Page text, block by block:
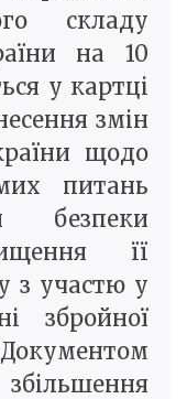
складу
на 10
у картці
змін
щодо
питань
безпеки
її
з участю у
збройної